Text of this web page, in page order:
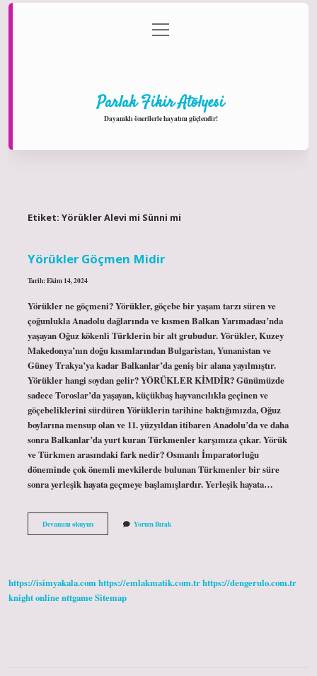
Gizlilik Politikası
menüyü
aç
Parlak Fikir Atölyesi
Dayanıklı önerilerle hayatını güçlendir!
Etiket: Yörükler Alevi mi Sünni mi
Yörükler Göçmen Midir
Tarih: Ekim 14, 2024
Yörükler ne göçmeni? Yörükler, göçebe bir yaşam tarzı süren ve
çoğunlukla Anadolu dağlarında ve kısmen Balkan Yarımadası’nda
yaşayan Oğuz kökenli Türklerin bir alt grubudur. Yörükler, Kuzey
Makedonya’nın doğu kısımlarından Bulgaristan, Yunanistan ve
Güney Trakya’ya kadar Balkanlar’da geniş bir alana yayılmıştır.
Yörükler hangi soydan gelir? YÖRÜKLER KİMDİR? Günümüzde
sadece Toroslar’da yaşayan, küçükbaş hayvancılıkla geçinen ve
göçebeliklerini sürdüren Yörüklerin tarihine baktığımızda, Oğuz
boylarına mensup olan ve 11. yüzyıldan itibaren Anadolu’da ve daha
sonra Balkanlar’da yurt kuran Türkmenler karşımıza çıkar. Yörük
ve Türkmen arasındaki fark nedir? Osmanlı İmparatorluğu
döneminde çok önemli mevkilerde bulunan Türkmenler bir süre
sonra yerleşik hayata geçmeye başlamışlardır. Yerleşik hayata…
Devamını okuyunYörükler
Göçmen
Yorum Bırak
https://isimyakala.comhttps://emlakmatik.com.trhttps://dengerulo.com.tr
knight onlinenttgameSitemap